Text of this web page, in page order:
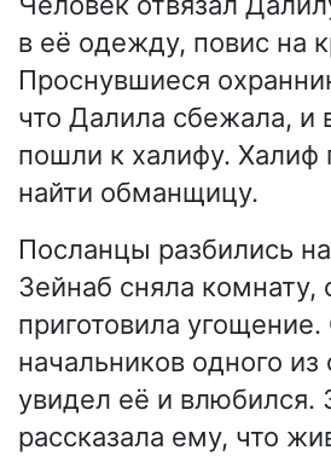
в её одежду, повис на
Проснувшиеся
что Далила сбежала, и
пошли к халифу. Халиф
найти обманщицу.
Посланцы разбились
Зейнаб сняла комнату,
приготовила
начальников одного из
увидел её и влюбился.
рассказала ему, что